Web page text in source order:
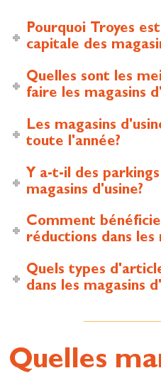
Pourquoi Troyes
capitale des
Quelles sont les
faire les magasins
Les magasins
toute l'année?
Y a-t-il des
magasins d'usine?
Comment
réductions dans les
Quels types
dans les magasins
Quelles